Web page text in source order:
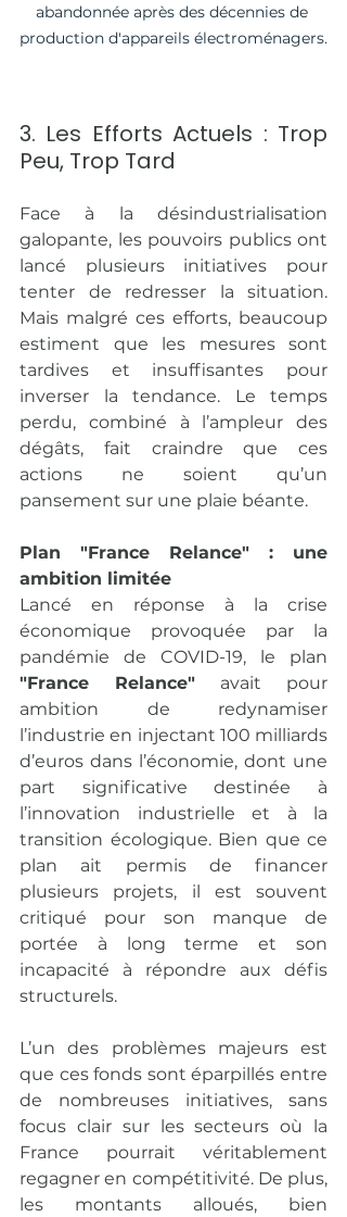
abandonnée après des décennies de
production d'appareils électroménagers.
3. Les Efforts Actuels : Trop
Peu, Trop Tard
Face à la désindustrialisation
galopante, les pouvoirs publics ont
lancé plusieurs initiatives pour
tenter de redresser la situation.
Mais malgré ces efforts, beaucoup
estiment que les mesures sont
tardives et insuffisantes pour
inverser la tendance. Le temps
perdu, combiné à l’ampleur des
dégâts, fait craindre que ces
actions ne soient qu’un
pansement sur une plaie béante.
Plan "France Relance" : une
ambition limitée
Lancé en réponse à la crise
économique provoquée par la
"France Relance" avait pour
ambition de redynamiser
l’industrie en injectant 100 milliards
d’euros dans l’économie, dont une
part significative destinée à
l’innovation industrielle et à la
transition écologique. Bien que ce
plan ait permis de financer
plusieurs projets, il est souvent
critiqué pour son manque de
portée à long terme et son
incapacité à répondre aux défis
structurels.
L’un des problèmes majeurs est
que ces fonds sont éparpillés entre
de nombreuses initiatives, sans
focus clair sur les secteurs où la
France pourrait véritablement
regagner en compétitivité. De plus,
les montants alloués, bien